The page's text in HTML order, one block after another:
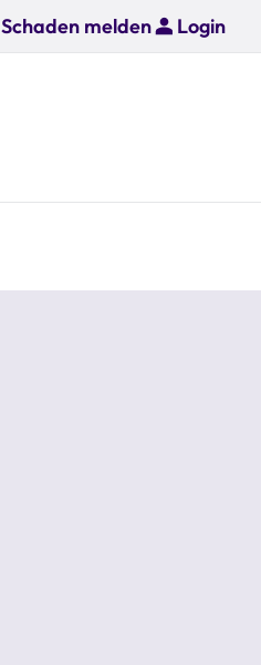
Schaden melden Login